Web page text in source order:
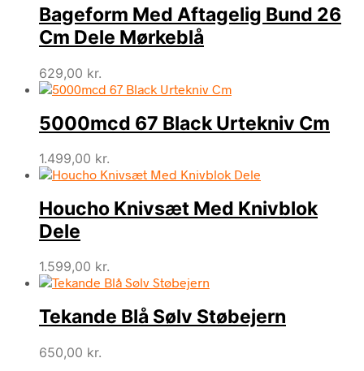
Bageform Med Aftagelig Bund 26
Cm Dele Mørkeblå
629,00 kr.
5000mcd 67 Black Urtekniv Cm
1.499,00 kr.
Houcho Knivsæt Med Knivblok
Dele
1.599,00 kr.
Tekande Blå Sølv Støbejern
650,00 kr.